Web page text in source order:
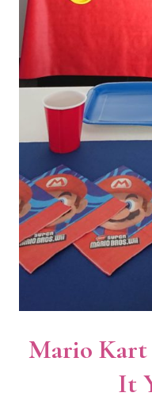
Mario Kart
It